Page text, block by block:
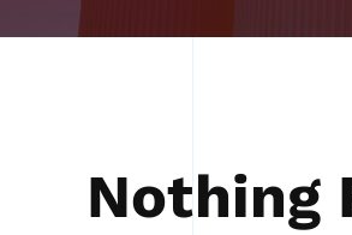
Nothing